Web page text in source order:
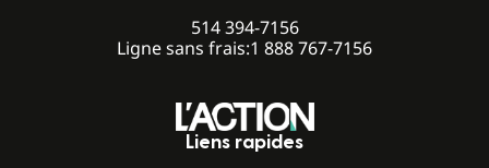
514 394-7156
Ligne sans frais:1 888 767-7156
Liens rapides